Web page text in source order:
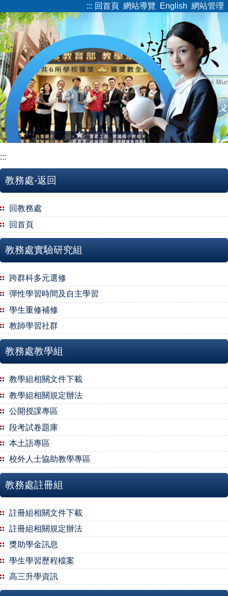
到
主
要
內
容
區
::: 回首頁 網站導覽 English 網站管理
:::
教務處-返回
回教務處
回首頁
教務處實驗研究組
跨群科多元選修
彈性學習時間及自主學習
學生重修補修
教師學習社群
教務處教學組
教學組相關文件下載
教學組相關規定辦法
公開授課專區
段考試卷題庫
本土語專區
校外人士協助教學專區
教務處註冊組
註冊組相關文件下載
註冊組相關規定辦法
獎助學金訊息
學生學習歷程檔案
高三升學資訊